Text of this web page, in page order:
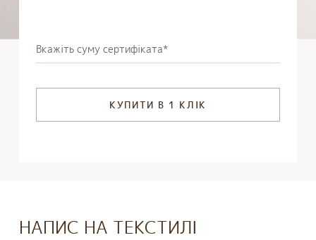
Вкажіть суму сертифіката*
КУПИТИ В 1 КЛІК
НАПИС НА ТЕКСТИЛІ